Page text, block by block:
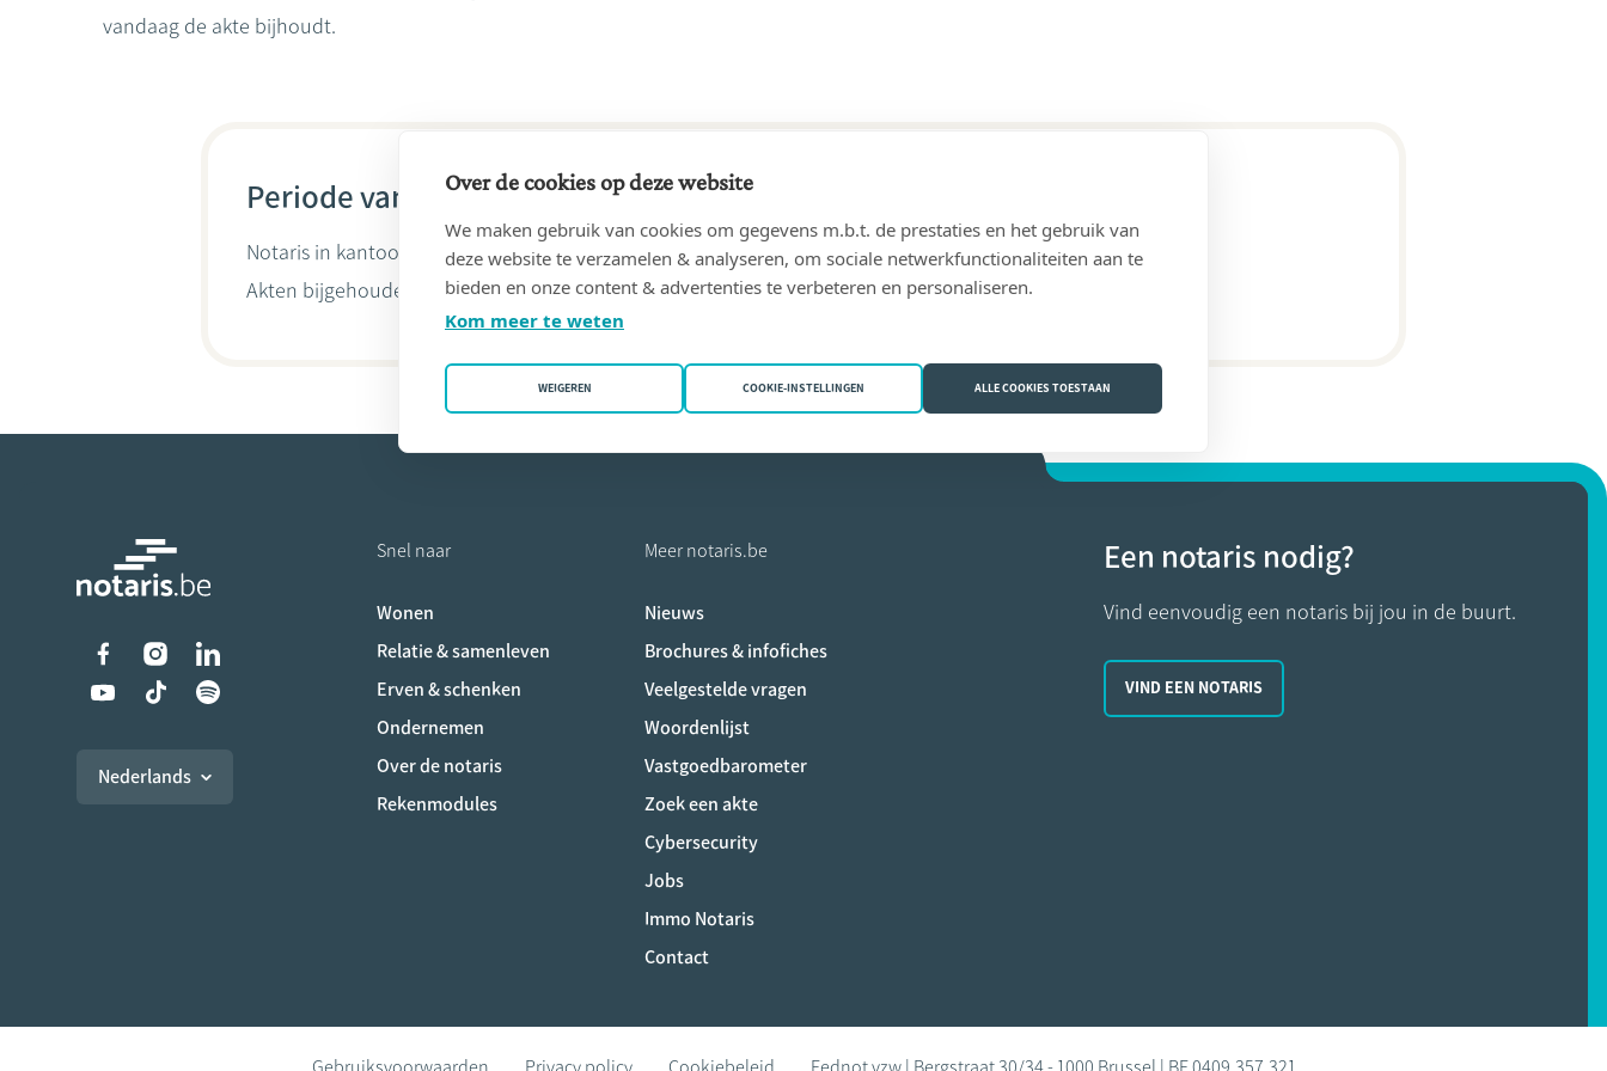
vandaag de akte bijhoudt.
Periode van 09/04/1990 tot 22/08/2023
Notaris in kantoor HALFLANTS & LENAERTS(3210 Lubbeek)
Akten bijgehouden doorRaf Lenaerts
Liens vers les réseaux sociaux
Nederlands
Snel naar
Wonen
Relatie & samenleven
Erven & schenken
Ondernemen
Over de notaris
Rekenmodules
Meer notaris.be
Nieuws
Brochures & infofiches
Veelgestelde vragen
Woordenlijst
Vastgoedbarometer
Zoek een akte
Cybersecurity
Jobs
Immo Notaris
Contact
Een notaris nodig?
Vind eenvoudig een notaris bij jou in de buurt.
VIND EEN NOTARIS
Over de cookies op deze website
We maken gebruik van cookies om gegevens m.b.t. de prestaties en het gebruik van
deze website te verzamelen & analyseren, om sociale netwerkfunctionaliteiten aan te
bieden en onze content & advertenties te verbeteren en personaliseren.
Kom meer te weten
WEIGEREN COOKIE-INSTELLINGEN ALLE COOKIES TOESTAAN